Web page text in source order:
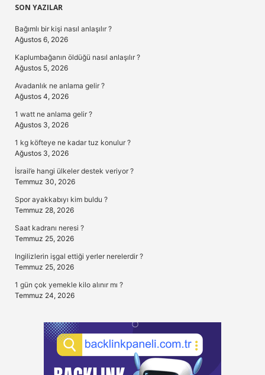
Sidebar
SON YAZILAR
Bağımlı bir kişi nasıl anlaşılır ?
Ağustos 6, 2026
Kaplumbağanın öldüğü nasıl anlaşılır ?
Ağustos 5, 2026
Avadanlık ne anlama gelir ?
Ağustos 4, 2026
1 watt ne anlama gelir ?
Ağustos 3, 2026
1 kg köfteye ne kadar tuz konulur ?
Ağustos 3, 2026
İsrail’e hangi ülkeler destek veriyor ?
Temmuz 30, 2026
Spor ayakkabıyı kim buldu ?
Temmuz 28, 2026
Saat kadranı neresi ?
Temmuz 25, 2026
Ingilizlerin işgal ettiği yerler nerelerdir ?
Temmuz 25, 2026
1 gün çok yemekle kilo alınır mı ?
Temmuz 24, 2026